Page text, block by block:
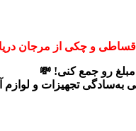
و چکی از مرجان
مبلغ رو جمع کنی! 💸
به‌سادگی تجهیزات و لوازم